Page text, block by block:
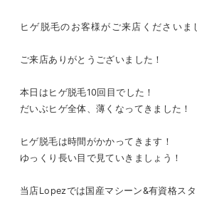
ヒゲ脱毛のお客様がご来店くださいま
ご来店ありがとうございました！
本日はヒゲ脱毛10回目でした！
だいぶヒゲ全体、薄くなってきました！
ヒゲ脱毛は時間がかかってきます！
ゆっくり長い目で見ていきましょう！
当店Lopezでは国産マシーン&有資格ス